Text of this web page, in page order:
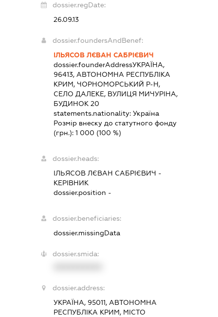
dossier.regDate:
26.09.13
dossier.foundersAndBenef:
ІЛЬЯСОВ ЛЄВАН САБРІЄВИЧ
dossier.founderAddressУКРАЇНА,
96413, АВТОНОМНА РЕСПУБЛІКА
КРИМ, ЧОРНОМОРСЬКИЙ Р-Н,
СЕЛО ДАЛЕКЕ, ВУЛИЦЯ МИЧУРІНА,
БУДИНОК 20
statements.nationality: Україна
Розмір внеску до статутного фонду
(грн.): 1 000 (100 %)
dossier.heads:
ІЛЬЯСОВ ЛЄВАН САБРІЄВИЧ -
КЕРІВНИК
dossier.position -
dossier.beneficiaries:
dossier.missingData
dossier.smida:
dossier.address:
УКРАЇНА, 95011, АВТОНОМНА
РЕСПУБЛІКА КРИМ, МІСТО